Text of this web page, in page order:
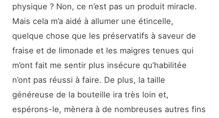
physique ? Non, ce n’est pas un produit miracle.
Mais cela m’a aidé à allumer une étincelle,
quelque chose que les préservatifs à saveur de
fraise et de limonade et les maigres tenues qui
m’ont fait me sentir plus insécure qu’habilitée
n’ont pas réussi à faire. De plus, la taille
généreuse de la bouteille ira très loin et,
espérons-le, mènera à de nombreuses autres fins